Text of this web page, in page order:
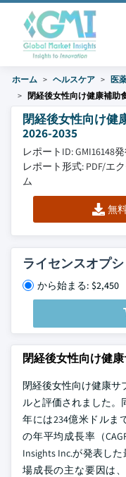
ホーム ヘルスケア 医
閉経後女性向け健康補助
閉経後女性向け健
2026-2035
レポートID: GMI16148
レポート形式: PDF/エ
ム
無
ライセンスオプ
から始まる: $2,450
閉経後女性向け健
閉経後女性向け健康サ
ルと評価されました。
年には234億米ドルま
の年平均成長率（
Insights Inc.が発表し
場成長の主な要因は